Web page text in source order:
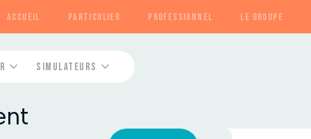
ACCUEIL PARTICULIER PROFESSIONNEL LE GROUPE
nous
nous
SIMULATEURS
nous